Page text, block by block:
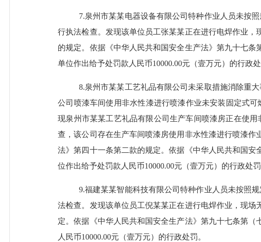
7.泉州市某某电器设备有限公司特种作业人员未按
行执法检查。 发现该单位员工张某某正在进行电焊作业
的规定。依据《中华人民共和国安全生产法》第九十七条
单位作出给予处罚款人民币10000.00元（壹万元）的行政处
8.泉州市某某工艺礼品有限公司 未采取措施消除重
公司喷漆车间使用非水性漆进行喷漆作业未安装固定式
现泉州市某某工艺礼品有限公司生产车间喷漆房正在使
查，该公司存在生产车间喷漆房使用非水性漆进行喷漆
法》第四十一条第二款的规定。依据《中华人民共和国安
位作出给予处罚款人民币10000.00元（壹万元）的行政处罚
9.福建某某智能科技有限公司特种作业人员未按照
法检查。 发现该单位员工倪某某正在进行电焊作业，现
定。依据《中华人民共和国安全生产法》第九十七条第（
人民币10000.00元（壹万元）的行政处罚。